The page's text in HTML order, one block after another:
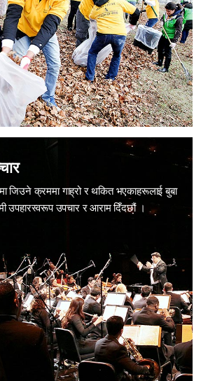
जिउने क्रममा गाह्रो र थकित भएकाहरूलाई बुबा
उपहारस्वरूप उपचार र आराम दिँदछौं ।